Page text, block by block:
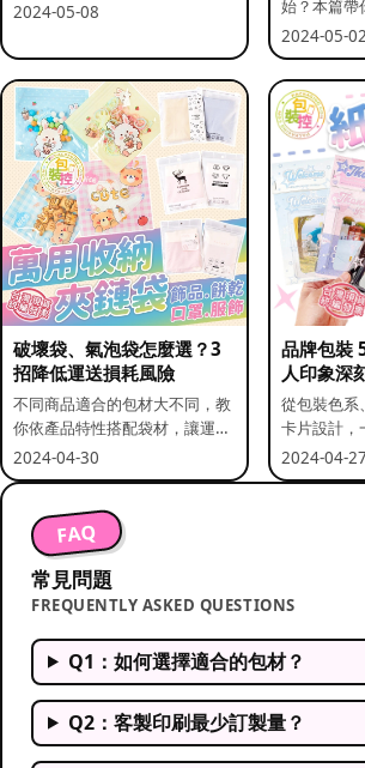
點的實用做法。
2024-05-08
始？本篇帶
程與出貨前
2024-05-02
破壞袋、氣泡袋怎麼選？3
招降低運送損耗風險
不同商品適合的包材大不同，教
你依產品特性搭配袋材，讓運送
更安全。
2024-04-30
品牌包裝
人印象深
從包裝色系
卡片設計，
關鍵要素。
2024-04-27
FAQ
常見問題
FREQUENTLY ASKED QUESTIONS
Q1：如何選擇適合的包材？
Q2：客製印刷最少訂製量？